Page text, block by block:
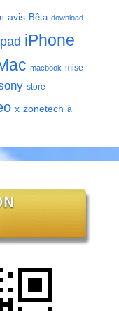
avis Bêta download
iPhone
macbook mise
store
x zonetech à